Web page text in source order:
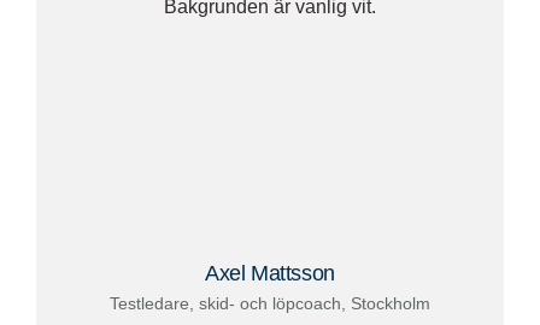
Axel Mattsson
Testledare, skid- och löpcoach, Stockholm